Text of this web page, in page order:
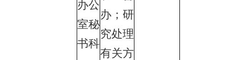
办公
室秘
书科
办；研
究处理
有关方